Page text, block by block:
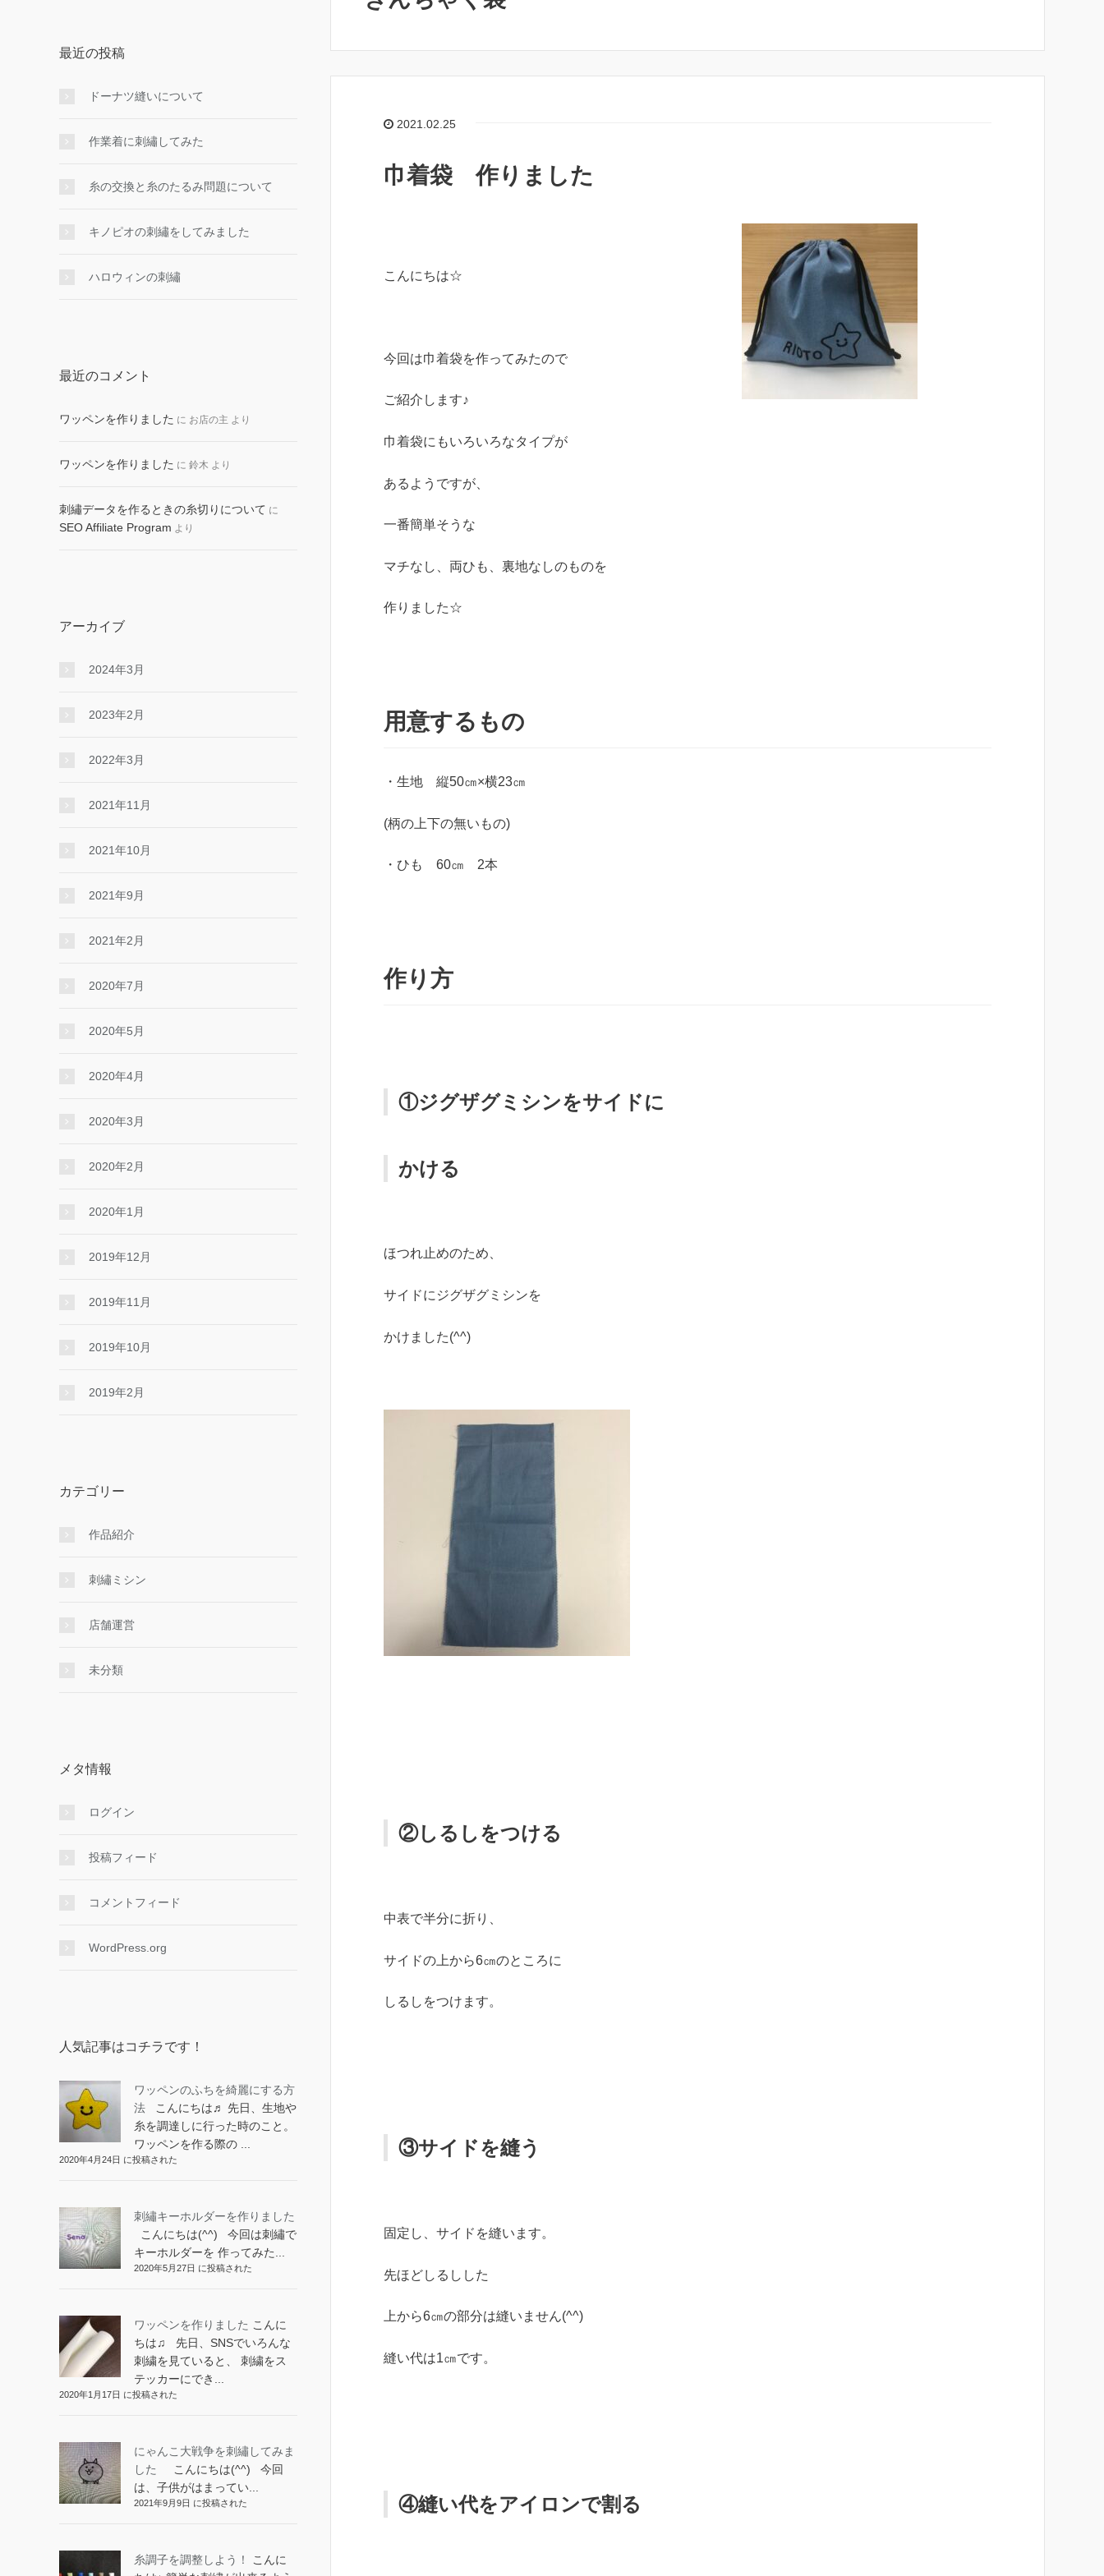
2021.02.25
巾着袋 作りました
こんにちは☆
今回は巾着袋を作ってみたので
ご紹介します♪
巾着袋にもいろいろなタイプが
あるようですが、
一番簡単そうな
マチなし、両ひも、裏地なしのものを
作りました☆
用意するもの
・生地 縦50㎝×横23㎝
(柄の上下の無いもの)
・ひも 60㎝ 2本
作り方
①ジグザグミシンをサイドに
かける
ほつれ止めのため、
サイドにジグザグミシンを
かけました(^^)
②しるしをつける
中表で半分に折り、
サイドの上から6㎝のところに
しるしをつけます。
③サイドを縫う
固定し、サイドを縫います。
先ほどしるしした
上から6㎝の部分は縫いません(^^)
縫い代は1㎝です。
④縫い代をアイロンで割る
最近の投稿
ドーナツ縫いについて
作業着に刺繡してみた
糸の交換と糸のたるみ問題について
キノピオの刺繡をしてみました
ハロウィンの刺繡
最近のコメント
ワッペンを作りました に お店の主 より
ワッペンを作りました に 鈴木 より
刺繡データを作るときの糸切りについて に
SEO Affiliate Program より
アーカイブ
2024年3月
2023年2月
2022年3月
2021年11月
2021年10月
2021年9月
2021年2月
2020年7月
2020年5月
2020年4月
2020年3月
2020年2月
2020年1月
2019年12月
2019年11月
2019年10月
2019年2月
カテゴリー
作品紹介
刺繡ミシン
店舗運営
未分類
メタ情報
ログイン
投稿フィード
コメントフィード
WordPress.org
人気記事はコチラです！
ワッペンのふちを綺麗にする方
法
こんにちは♬ 先日、生地や
糸を調達しに行った時のこと。
ワッペンを作る際の ...
2020年4月24日 に投稿された
刺繡キーホルダーを作りました
こんにちは(^^) 今回は刺繡で
キーホルダーを 作ってみた...
2020年5月27日 に投稿された
ワッペンを作りました こんに
ちは♫ 先日、SNSでいろんな
刺繍を見ていると、 刺繍をス
テッカーにでき...
2020年1月17日 に投稿された
にゃんこ大戦争を刺繡してみま
した
こんにちは(^^) 今回
は、子供がはまってい...
2021年9月9日 に投稿された
糸調子を調整しよう！
こんに